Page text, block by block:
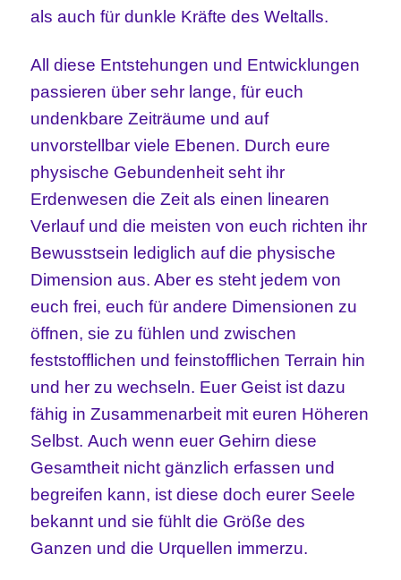
als auch für dunkle Kräfte des Weltalls.
All diese Entstehungen und Entwicklungen
passieren über sehr lange, für euch
undenkbare Zeiträume und auf
unvorstellbar viele Ebenen. Durch eure
physische Gebundenheit seht ihr
Erdenwesen die Zeit als einen linearen
Verlauf und die meisten von euch richten ihr
Bewusstsein lediglich auf die physische
Dimension aus. Aber es steht jedem von
euch frei, euch für andere Dimensionen zu
öffnen, sie zu fühlen und zwischen
feststofflichen und feinstofflichen Terrain hin
und her zu wechseln. Euer Geist ist dazu
fähig in Zusammenarbeit mit euren Höheren
Selbst.Auch wenn euer Gehirn diese
Gesamtheit nicht gänzlich erfassen und
begreifen kann, ist diese doch eurer Seele
bekannt und sie fühlt die Größe des
Ganzen und die Urquellen immerzu.